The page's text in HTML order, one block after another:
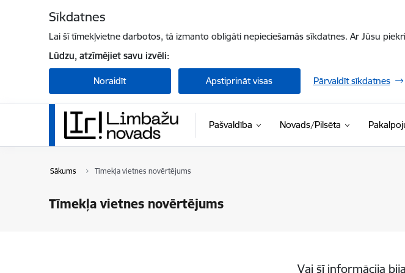
Sīkdatnes
Lai šī tīmekļvietne darbotos, tā izmanto obligāti nepieciešamās sīkdatnes. Ar Jūsu
Lūdzu, atzīmējiet savu izvēli:
Noraidīt Apstiprināt visas Pārvaldīt sīkdatnes
Pašvaldība Novads/Pilsēta
Sākums Tīmekļa vietnes novērtējums
Tīmekļa vietnes novērtējums
Vai šī informācija